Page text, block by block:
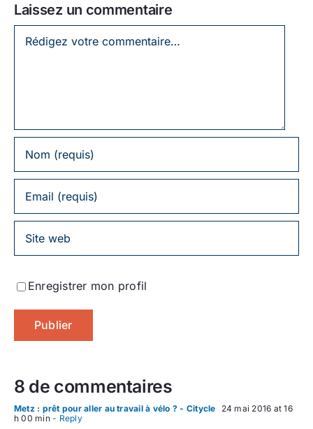
8 de commentaires
Metz : prêt pour aller au travail à vélo ? - Citycle
24 mai 2016 at 16
h 00 min- Reply
Laissez un commentaire
Laissez
Enregistrer mon profil